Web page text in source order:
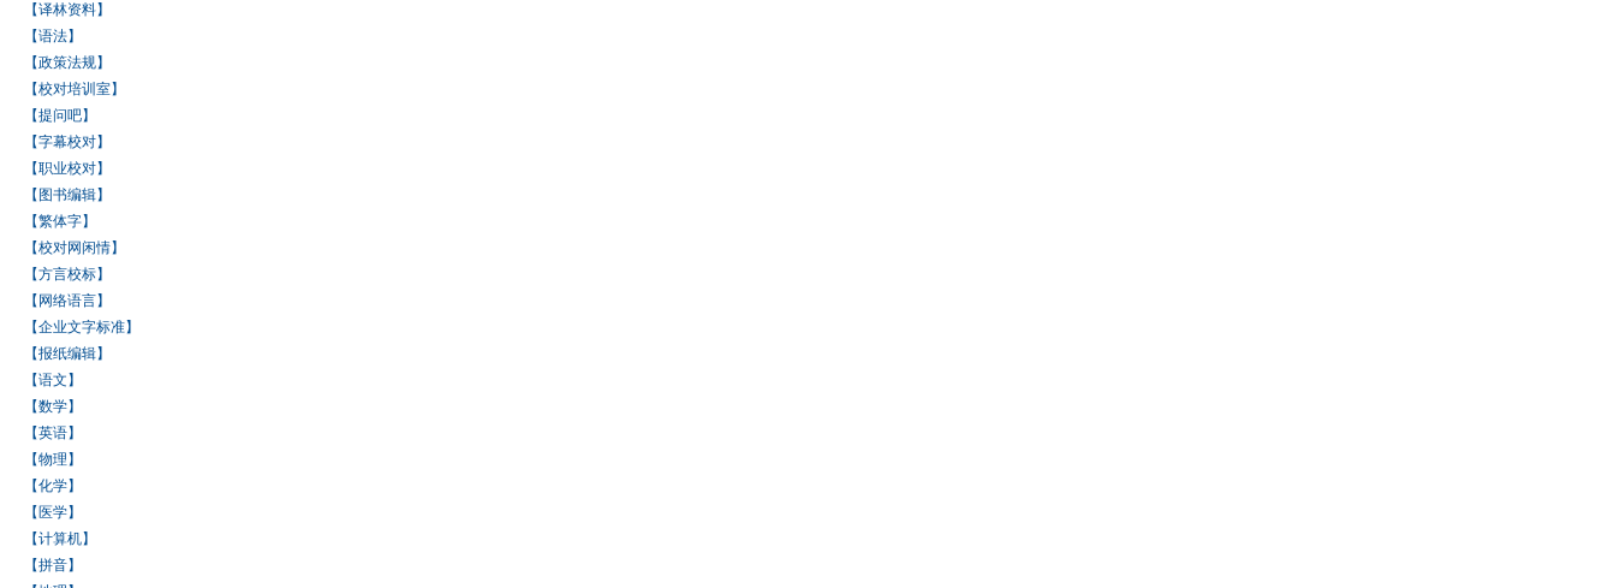
【译林资料】
【语法】
【政策法规】
【校对培训室】
【提问吧】
【字幕校对】
【职业校对】
【图书编辑】
【繁体字】
【校对网闲情】
【方言校标】
【网络语言】
【企业文字标准】
【报纸编辑】
【语文】
【数学】
【英语】
【物理】
【化学】
【医学】
【计算机】
【拼音】